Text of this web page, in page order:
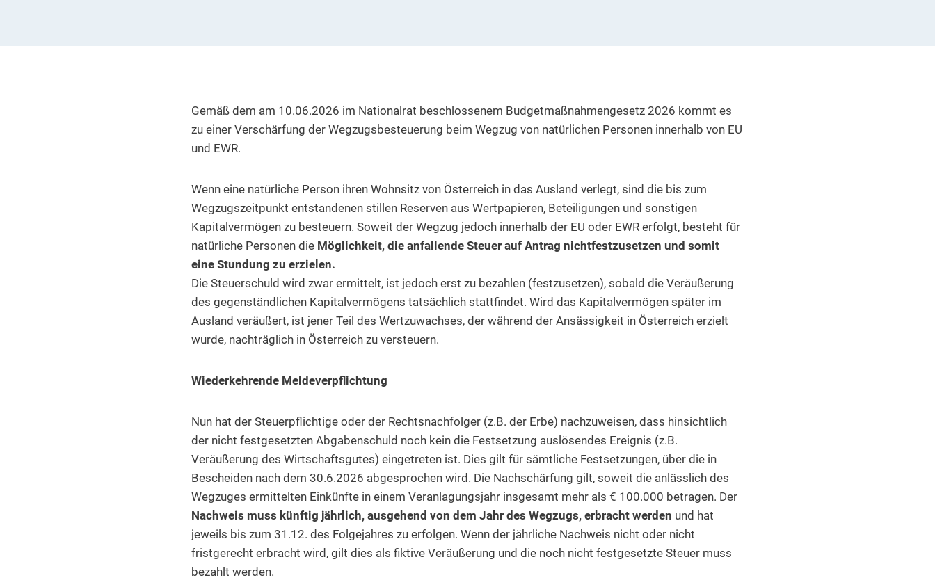
Gemäß dem am 10.06.2026 im Nationalrat beschlossenem Budgetmaßnahmengesetz 2026 kommt es
zu einer Verschärfung der Wegzugsbesteuerung beim Wegzug von natürlichen Personen innerhalb von EU
und EWR.
Wenn eine natürliche Person ihren Wohnsitz von Österreich in das Ausland verlegt, sind die bis zum
Wegzugszeitpunkt entstandenen stillen Reserven aus Wertpapieren, Beteiligungen und sonstigen
Kapitalvermögen zu besteuern. Soweit der Wegzug jedoch innerhalb der EU oder EWR erfolgt, besteht für
natürliche Personen die Möglichkeit, die anfallende Steuer auf Antrag nichtfestzusetzen und somit
eine Stundung zu erzielen.
Die Steuerschuld wird zwar ermittelt, ist jedoch erst zu bezahlen (festzusetzen), sobald die Veräußerung
des gegenständlichen Kapitalvermögens tatsächlich stattfindet. Wird das Kapitalvermögen später im
Ausland veräußert, ist jener Teil des Wertzuwachses, der während der Ansässigkeit in Österreich erzielt
wurde, nachträglich in Österreich zu versteuern.
Wiederkehrende Meldeverpflichtung
Nun hat der Steuerpflichtige oder der Rechtsnachfolger (z.B. der Erbe) nachzuweisen, dass hinsichtlich
der nicht festgesetzten Abgabenschuld noch kein die Festsetzung auslösendes Ereignis (z.B.
Veräußerung des Wirtschaftsgutes) eingetreten ist. Dies gilt für sämtliche Festsetzungen, über die in
Bescheiden nach dem 30.6.2026 abgesprochen wird. Die Nachschärfung gilt, soweit die anlässlich des
Wegzuges ermittelten Einkünfte in einem Veranlagungsjahr insgesamt mehr als € 100.000 betragen. Der
Nachweis muss künftig jährlich, ausgehend von dem Jahr des Wegzugs, erbracht werden und hat
jeweils bis zum 31.12. des Folgejahres zu erfolgen. Wenn der jährliche Nachweis nicht oder nicht
fristgerecht erbracht wird, gilt dies als fiktive Veräußerung und die noch nicht festgesetzte Steuer muss
bezahlt werden.